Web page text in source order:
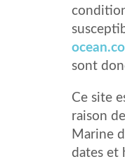
sont
Ce site
raison
Marine
dates et